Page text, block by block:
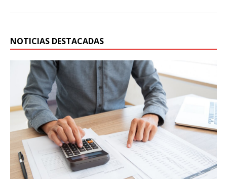
NOTICIAS DESTACADAS